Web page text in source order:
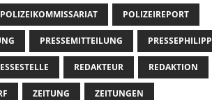
POLIZEIKOMMISSARIAT POLIZEIREPORT
PRESSEMITTEILUNG PRESSEPHILIPP
REDAKTEUR REDAKTION
ZEITUNG ZEITUNGEN